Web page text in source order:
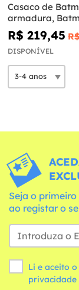
Casaco de
armadura,
Super-Homem
R$ 219,45
DISPONÍVEL
Seja o
ao registar o
Li e aceito
privacidade